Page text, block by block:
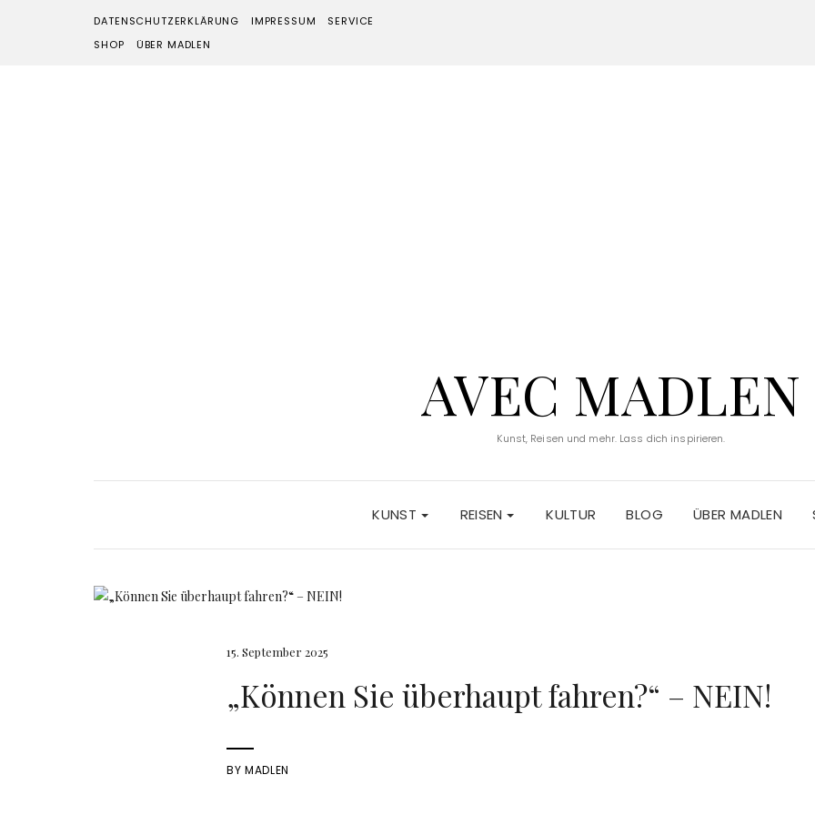
DATENSCHUTZERKLÄRUNG IMPRESSUM
SERVICE
SHOP
ÜBER MADLEN
AVEC MADLEN
Kunst, Reisen und mehr. Lass dich inspirieren.
KUNST REISEN KULTUR BLOG ÜBER MADLEN
15. September 2025
„Können Sie überhaupt fahren?“ – NEIN!
BYMADLEN